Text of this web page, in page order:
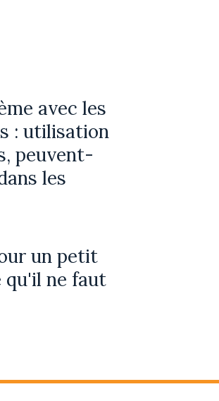
avec les
: utilisation
peuvent-
les
un petit
qu'il ne faut